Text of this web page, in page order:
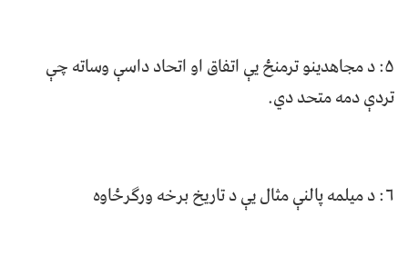
۵: د مجاهدینو ترمنځ یې اتفاق او اتحاد داسې وساته چې
تردې دمه متحد دي.
۶: د میلمه پالنې مثال یې د تاریخ برخه ورګرځاوه